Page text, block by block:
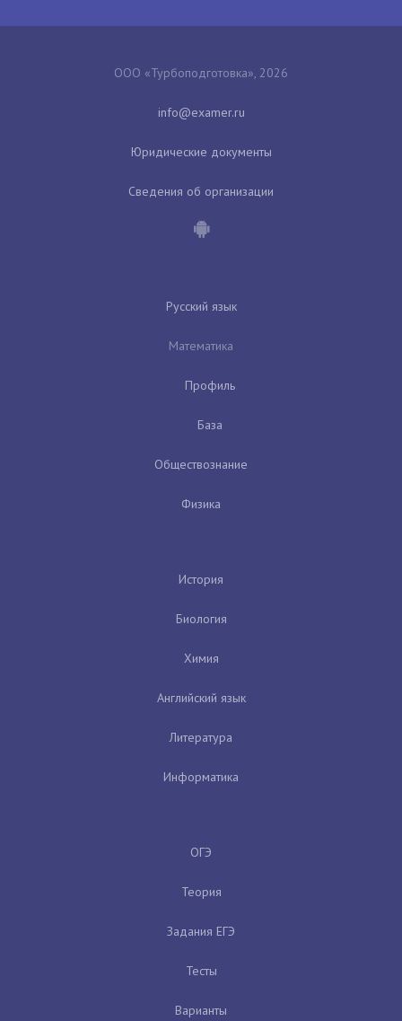
ООО «Турбоподготовка», 2026
Юридические документы
Сведения об организации
Русский язык
Математика
Профиль
База
Обществознание
Физика
История
Биология
Химия
Английский язык
Литература
Информатика
ОГЭ
Теория
Задания ЕГЭ
Тесты
Варианты